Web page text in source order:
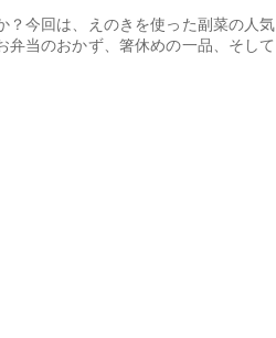
？今回は、えのきを使った副菜の人気
当のおかず、箸休めの一品、そして